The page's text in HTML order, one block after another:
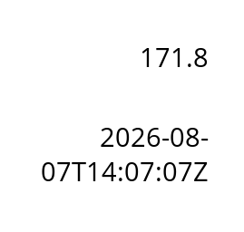
171.8
2026-08-
07T14:07:07Z